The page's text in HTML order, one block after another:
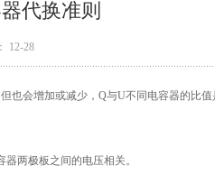
代换准则
12-28
会增加或减少，Q与U不同电容器的比值
两极板之间的电压相关。